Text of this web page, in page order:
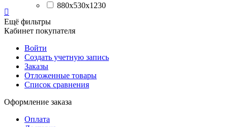
880х530х1230

Ещё фильтры
Кабинет покупателя
Войти
Создать учетную запись
Заказы
Отложенные товары
Список сравнения
Оформление заказа
Оплата